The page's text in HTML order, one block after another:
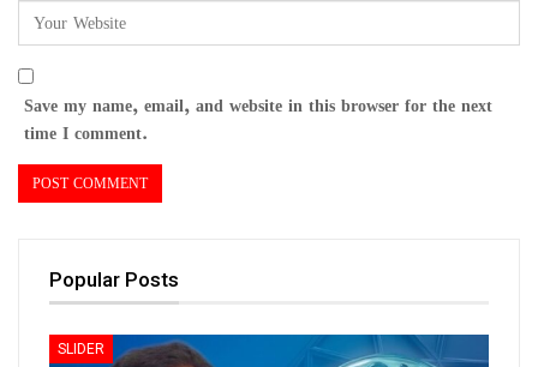
Save my name, email, and website in this browser for the next
time I comment.
Popular Posts
SLIDER